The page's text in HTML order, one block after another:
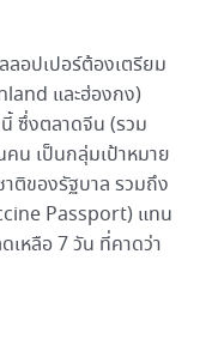
ลอปเปอร์ต้องเตรียม
และฮ่องกง)
นี้ ซึ่งตลาดจีน (รวม
น เป็นกลุ่มเป้าหมาย
ติของรัฐบาล รวมถึง
Passport) แทน
หลือ 7 วัน ที่คาดว่า